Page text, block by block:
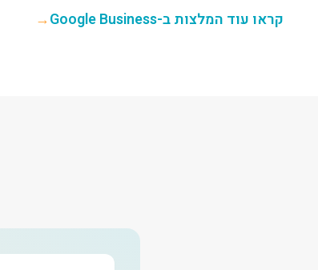
קראו עוד המלצות ב-Google Business →